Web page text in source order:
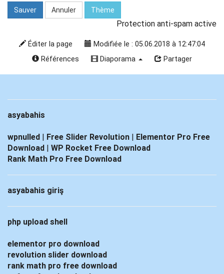
Sauver Annuler Thème
Protection anti-spam active
Éditer la page
Modifiée le : 05.06.2018 à 12:47:04
Références
Diaporama Partager
asyabahis
wpnulled | Free Slider Revolution | Elementor Pro Free
Download | WP Rocket Free Download
Rank Math Pro Free Download
asyabahis giriş
php upload shell
elementor pro download
revolution slider download
rank math pro free download